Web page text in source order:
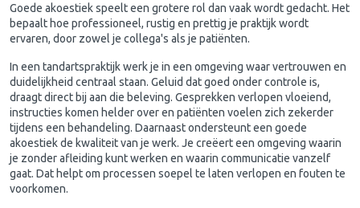
Goede akoestiek speelt een grotere rol dan vaak wordt gedacht. Het
bepaalt hoe professioneel, rustig en prettig je praktijk wordt
ervaren, door zowel je collega's als je patiënten.
In een tandartspraktijk werk je in een omgeving waar vertrouwen en
duidelijkheid centraal staan. Geluid dat goed onder controle is,
draagt direct bij aan die beleving. Gesprekken verlopen vloeiend,
instructies komen helder over en patiënten voelen zich zekerder
tijdens een behandeling. Daarnaast ondersteunt een goede
akoestiek de kwaliteit van je werk. Je creëert een omgeving waarin
je zonder afleiding kunt werken en waarin communicatie vanzelf
gaat. Dat helpt om processen soepel te laten verlopen en fouten te
voorkomen.